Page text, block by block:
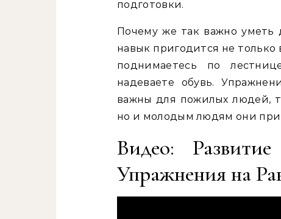
подготовки.
Почему же так важно уметь
навык пригодится не
поднимаетесь по
надеваете обувь.
важны для пожилых людей,
но и молодым людям они
Видео:
Упражнения на